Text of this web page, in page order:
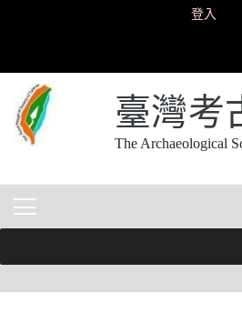
登入
臺灣考
The Archaeological